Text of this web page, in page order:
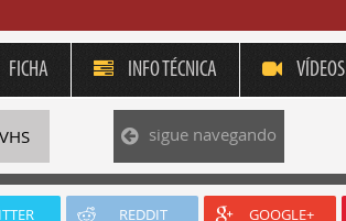
FICHA INFO TÉCNICA VÍDEOS
VHS sigue navegando
REDDIT GOOGLE+